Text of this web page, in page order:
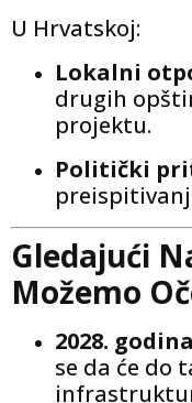
U Hrvatskoj:
Lokalni
drugih
projektu.
Politički
Gledajući
Možemo
2028.
se da će do